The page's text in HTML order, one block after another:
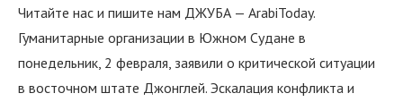
Читайте нас и пишите нам ДЖУБА — ArabiToday.
Гуманитарные организации в Южном Судане в
понедельник, 2 февраля, заявили о критической ситуации
в восточном штате Джонглей. Эскалация конфликта и